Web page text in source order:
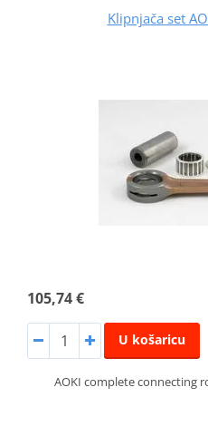
Klipnjača set
105,74 €
U košaricu
AOKI complete connecting